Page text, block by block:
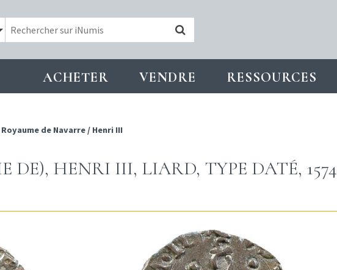
ACHETER VENDRE RESSOURCES
Royaume de Navarre / Henri III
DE), HENRI III, LIARD, TYPE DATÉ, 1574